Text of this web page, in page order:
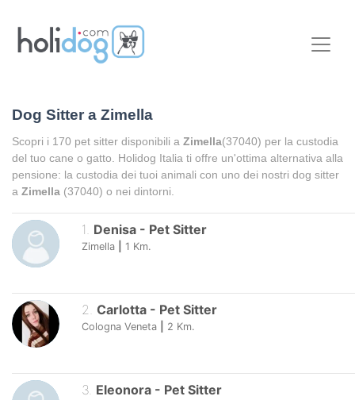
Dog Sitter a Zimella
Scopri i 170 pet sitter disponibili a Zimella(37040) per la custodia
del tuo cane o gatto. Holidog Italia ti offre un'ottima alternativa alla
pensione: la custodia dei tuoi animali con uno dei nostri dog sitter
a Zimella (37040) o nei dintorni.
1 Denisa - Pet Sitter
Zimella 1 Km.
2. Carlotta - Pet Sitter
Cologna Veneta 2 Km.
3. Eleonora - Pet Sitter